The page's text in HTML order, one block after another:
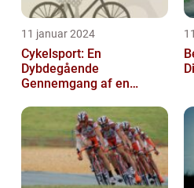
11 januar 2024
Cykelsport: En
Dybdegående
Gennemgang af en